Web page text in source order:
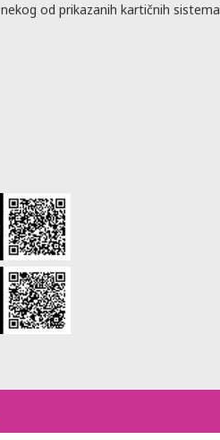
od prikazanih kartičnih sistema